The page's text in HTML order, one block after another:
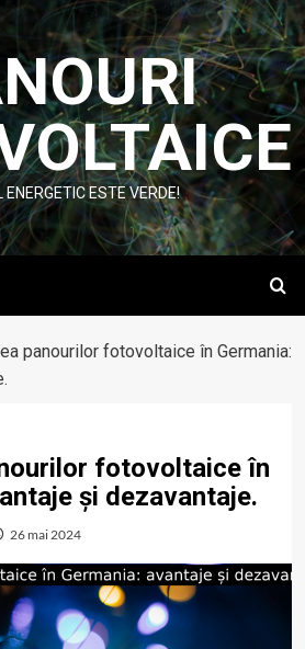
ENERGETIC ESTE VERDE!
panourilor fotovoltaice în Germania:
fotovoltaice în
și dezavantaje.
26 mai 2024